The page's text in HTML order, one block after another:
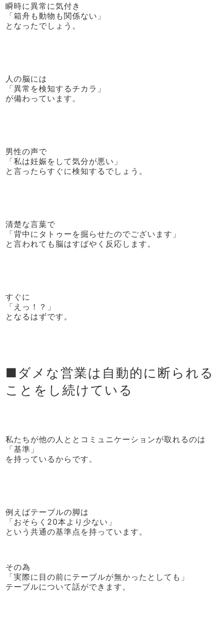
瞬時に異常に気付き
「箱舟も動物も関係ない」
となったでしょう。
人の脳には
「異常を検知するチカラ」
が備わっています。
男性の声で
「私は妊娠をして気分が悪い」
と言ったらすぐに検知するでしょう。
清楚な言葉で
「背中にタトゥーを掘らせたのでございます」
と言われても脳はすばやく反応します。
すぐに
「えっ！？」
となるはずです。
■ダメな営業は自動的に断られる
ことをし続けている
私たちが他の人ととコミュニケーションが取れるのは
「基準」
を持っているからです。
例えばテーブルの脚は
「おそらく20本より少ない」
という共通の基準点を持っています。
その為
「実際に目の前にテーブルが無かったとしても」
テーブルについて話ができます。